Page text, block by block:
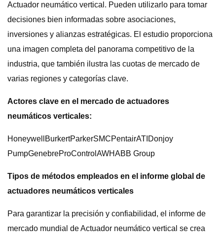
Actuador neumático vertical. Pueden utilizarlo para tomar
decisiones bien informadas sobre asociaciones,
inversiones y alianzas estratégicas. El estudio proporciona
una imagen completa del panorama competitivo de la
industria, que también ilustra las cuotas de mercado de
varias regiones y categorías clave.
Actores clave en el mercado de actuadores
neumáticos verticales:
HoneywellBurkertParkerSMCPentairATIDonjoy
PumpGenebreProControlAWHABB Group
Tipos de métodos empleados en el informe global de
actuadores neumáticos verticales
Para garantizar la precisión y confiabilidad, el informe de
mercado mundial de Actuador neumático vertical se crea